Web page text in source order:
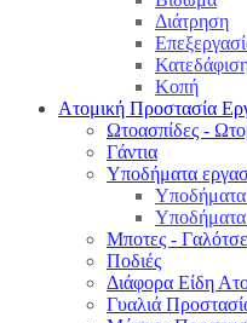
Διάτρηση
Κοπή
Ατομική Προστασία
Ωτοασπίδες -
Γάντια
Υποδήματα
Υποδήματα
Υποδήματα
Μποτες -
Ποδιές
Διάφορα Είδη
Γυαλιά